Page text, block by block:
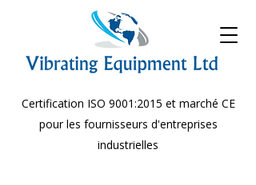
Certification ISO 9001:2015 et marché CE
pour les fournisseurs d'entreprises
industrielles